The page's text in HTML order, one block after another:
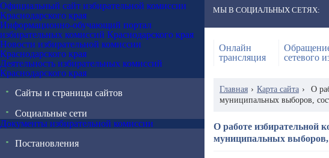
Официальный сайт избирательной комиссии
Краснодарского края
Информационно-обучающий портал
избирательных комиссий Краснодарского края
Новости избирательной комиссии
Краснодарского края
Деятельность избирательных комиссий
Краснодарского края
Сайты и страницы сайтов
Социальные сети
Документы избирательной комиссии
Постановления
МЫ В СОЦИАЛЬНЫХ СЕТЯХ:
Онлайн
трансляция
сетевого
Главная › Карта сайта ›
О
муниципальных выборов,
О работе избирательной
муниципальных выборов,